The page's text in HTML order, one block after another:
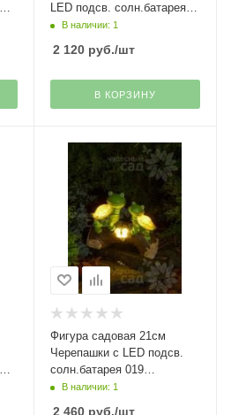
LED подсв. солн.батарея
517 Чудесный Сад
В наличии: 1
2 120руб./шт
В КОРЗИНУ
Фигура садовая 21см
Черепашки с LED подсв.
солн.батарея 019
Чудесный Сад
В наличии: 1
2 460руб./шт